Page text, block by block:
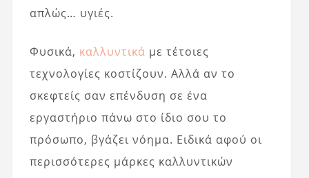
απλώς… υγιές.
Φυσικά, καλλυντικά με τέτοιες
τεχνολογίες κοστίζουν. Αλλά αν το
σκεφτείς σαν επένδυση σε ένα
εργαστήριο πάνω στο ίδιο σου το
πρόσωπο, βγάζει νόημα. Ειδικά αφού οι
περισσότερες μάρκες καλλυντικών